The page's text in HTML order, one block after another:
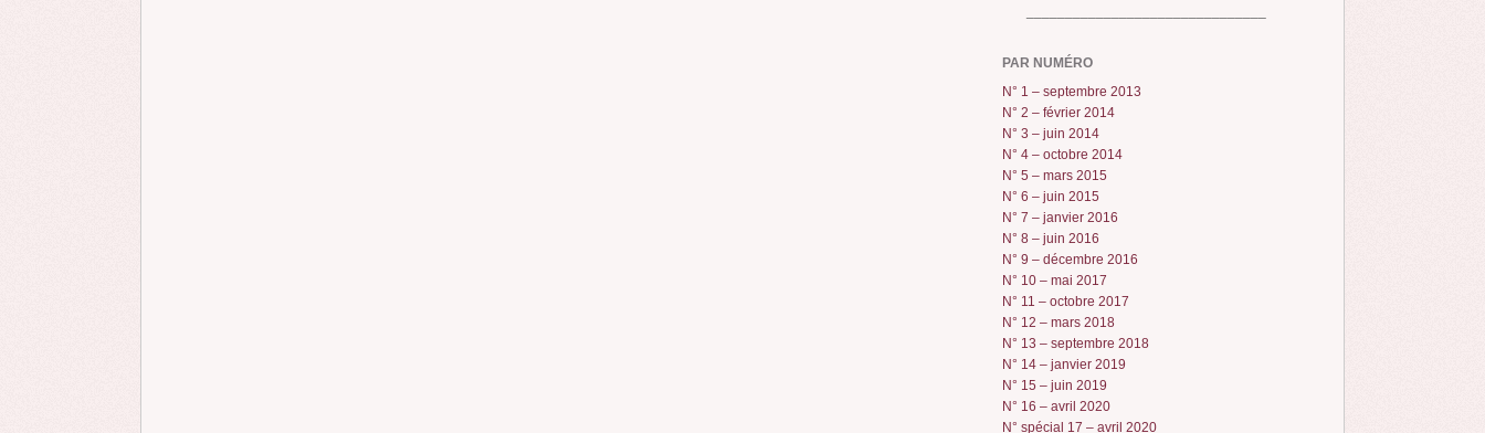
PAR NUMÉRO
N° 1 – septembre 2013
N° 2 – février 2014
N° 3 – juin 2014
N° 4 – octobre 2014
N° 5 – mars 2015
N° 6 – juin 2015
N° 7 – janvier 2016
N° 8 – juin 2016
N° 9 – décembre 2016
N° 10 – mai 2017
N° 11 – octobre 2017
N° 12 – mars 2018
N° 13 – septembre 2018
N° 14 – janvier 2019
N° 15 – juin 2019
N° 16 – avril 2020
N° spécial 17 – avril 2020